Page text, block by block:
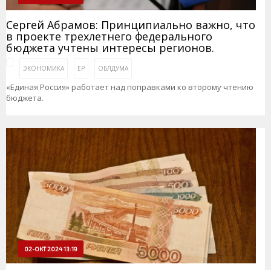
Сергей Абрамов: Принципиально важно, что
в проекте трехлетнего федерального
бюджета учтены интересы регионов.
ЭКОНОМИКА ЕР ОБЛДУМА
«Единая Россия» работает над поправками ко второму чтению
бюджета.
02-ОКТ 2024 13:19